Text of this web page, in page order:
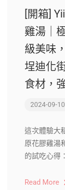
[開箱]
雞湯｜
級美味
埕迪化
食材，
2024-09-10
這次體驗大
原花膠雞湯
的試吃心得
Read More